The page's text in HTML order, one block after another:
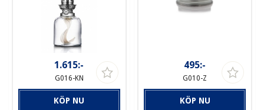
1.615:-
G016-KN
KÖP NU
495:-
G010-Z
KÖP NU